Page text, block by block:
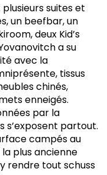
suites et
un beefbar, un
deux Kid’s
a su
avec la
tissus
chinés,
enneigés.
par la
s’exposent partout.
campés au
plus ancienne
rendre tout schuss